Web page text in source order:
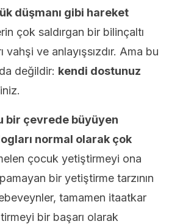
düşmanı gibi hareket
çok saldırgan bir bilinçaltı
vahşi ve anlayışsızdır. Ama bu
değildir: kendi dostunuz
bir çevrede büyüyen
normal olarak çok
çocuk yetiştirmeyi ona
bir yetiştirme tarzının
ebeveynler, tamamen itaatkar
bir başarı olarak